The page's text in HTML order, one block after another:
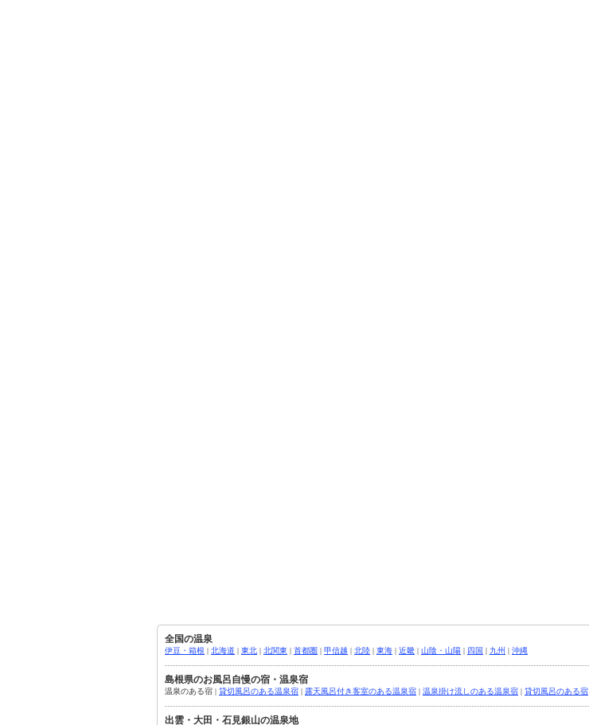
全国の温泉
伊豆・箱根 | 北海道 | 東北 | 北関東 | 首都圏 | 甲信越 | 北陸 | 東海 | 近畿 | 山陰・山陽 | 四国 | 九州 | 沖縄
島根県のお風呂自慢の宿・温泉宿
温泉のある宿 | 貸切風呂のある温泉宿 | 露天風呂付き客室のある温泉宿 | 温泉掛け流しのある温泉宿 | 貸切風呂のある宿
出雲・大田・石見銀山の温泉地